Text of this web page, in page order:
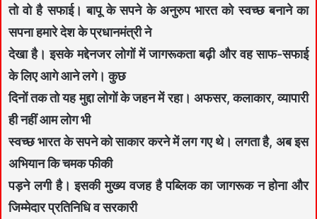
तो वो है सफाई। बापू के सपने के अनुरुप भारत को स्वच्छ बनाने का
सपना हमारे देश के प्रधानमंत्री ने
देखा है। इसके मद्देनजर लोगों में जागरूकता बढ़ी और वह साफ-सफाई
के लिए आगे आने लगे। कुछ
दिनों तक तो यह मुद्दा लोगों के जहन में रहा। अफसर, कलाकार, व्यापारी
ही नहीं आम लोग भी
स्वच्छ भारत के सपने को साकार करने में लग गए थे। लगता है, अब इस
अभियान कि चमक फीकी
पड़ने लगी है। इसकी मुख्य वजह है पब्लिक का जागरूक न होना और
जिम्मेदार प्रतिनिधि व सरकारी